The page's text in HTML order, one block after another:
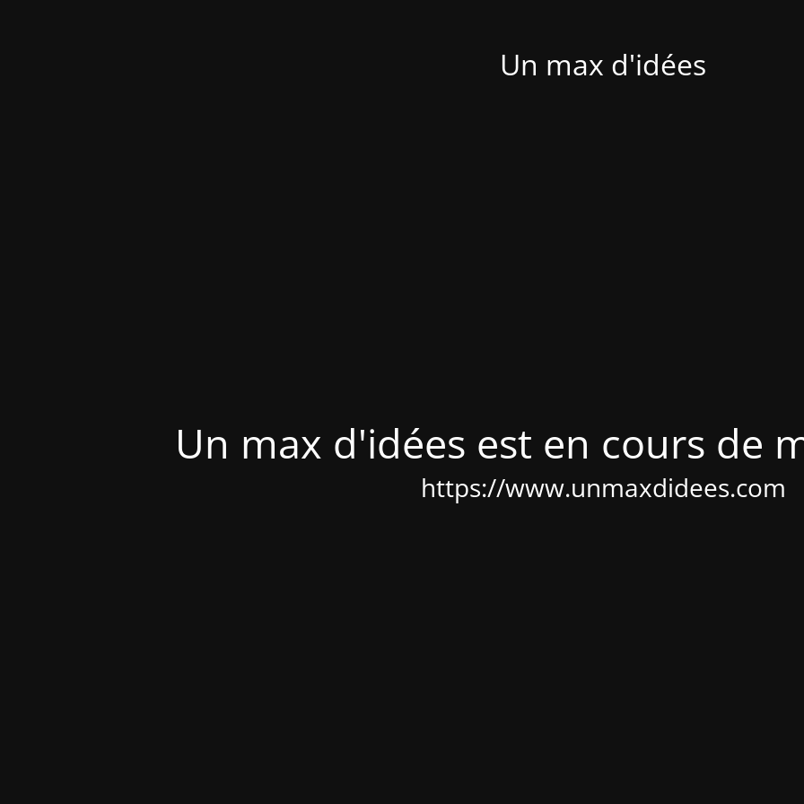
Un max d'idées
Un max d'idées est en cours de
https://www.unmaxdidees.com